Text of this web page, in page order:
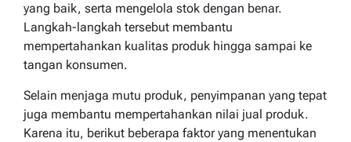
yang baik, serta mengelola stok dengan benar.
Langkah-langkah tersebut membantu
mempertahankan kualitas produk hingga sampai ke
tangan konsumen.
Selain menjaga mutu produk, penyimpanan yang tepat
juga membantu mempertahankan nilai jual produk.
Karena itu, berikut beberapa faktor yang menentukan